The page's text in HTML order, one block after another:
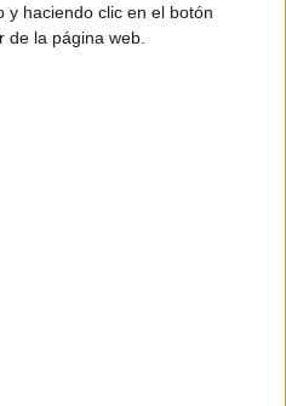
y haciendo clic en el botón
de la página web.